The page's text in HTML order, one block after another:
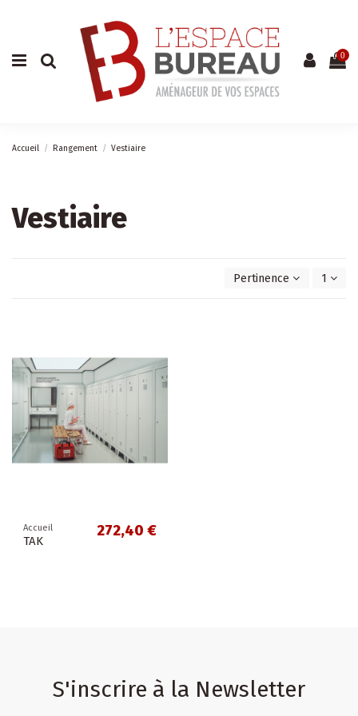
De 9h à 12h et de 14h à 18h
04 73 69 42 21 0
Accueil Rangement Vestiaire
Vestiaire
Pertinence 1
Accueil
TAK
272,40 €
S'inscrire à la Newsletter